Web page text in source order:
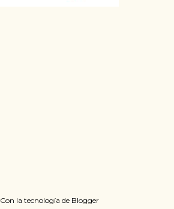
Con la tecnología de Blogger